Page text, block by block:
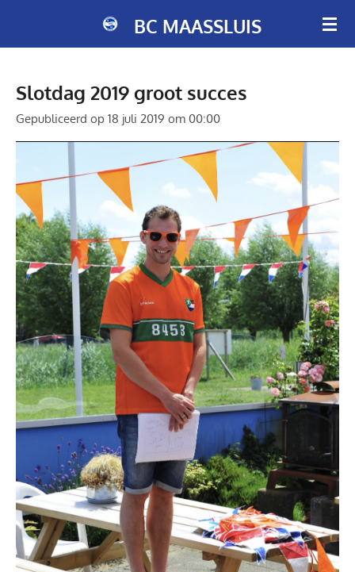
hoofdinhoud
BC MAASSLUIS
Slotdag 2019 groot succes
Gepubliceerd op 18 juli 2019 om 00:00